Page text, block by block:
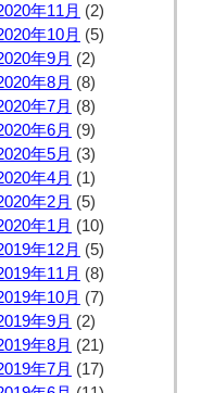
年11月 (2)
年10月 (5)
年9月 (2)
年8月 (8)
年7月 (8)
年6月 (9)
年5月 (3)
年4月 (1)
年2月 (5)
年1月 (10)
年12月 (5)
年11月 (8)
年10月 (7)
年9月 (2)
年8月 (21)
年7月 (17)